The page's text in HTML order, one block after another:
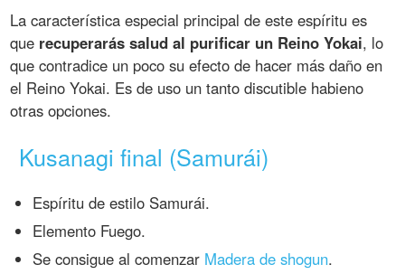
La característica especial principal de este espíritu es
que recuperarás salud al purificar un Reino Yokai, lo
que contradice un poco su efecto de hacer más daño en
el Reino Yokai. Es de uso un tanto discutible habieno
otras opciones.
Kusanagi final (Samurái)
Espíritu de estilo Samurái.
Elemento Fuego.
Se consigue al comenzar Madera de shogun.